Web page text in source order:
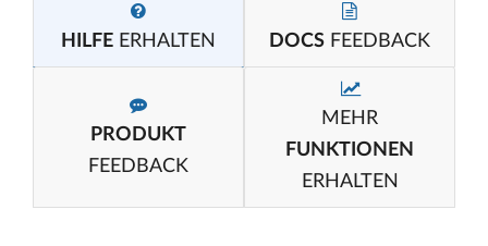
HILFE ERHALTEN DOCS FEEDBACK
PRODUKT
FEEDBACK
MEHR
FUNKTIONEN
ERHALTEN